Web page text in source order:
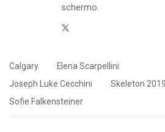
schermo.
Calgary
Elena Scarpellini
Joseph Luke Cecchini
Skeleton 2019
Sofie Falkensteiner